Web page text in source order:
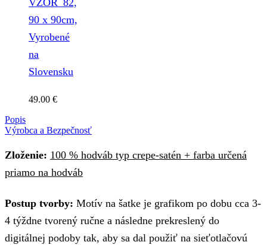
VZOR_82,
90 x 90cm,
Vyrobené
na
Slovensku
49.00 €
Popis
Výrobca a Bezpečnosť
Zloženie: 100 % hodváb typ crepe-satén + farba určená
priamo na hodváb
Postup tvorby: Motív na šatke je grafikom po dobu cca 3-
4 týždne tvorený ručne a následne prekreslený do
digitálnej podoby tak, aby sa dal použiť na sieťotlačovú